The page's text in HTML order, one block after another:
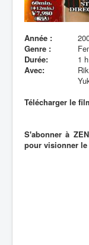
Année :
Genre :
Durée:
1
Avec:
Télécharger le
S'abonner à
pour visionner